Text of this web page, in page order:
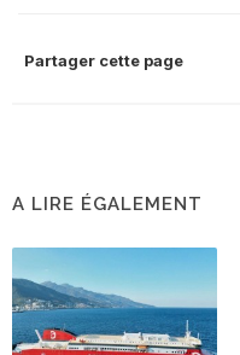
Partager cette page
A LIRE ÉGALEMENT